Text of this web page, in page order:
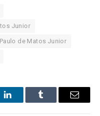
Junior
de Matos Junior
LinkedInTumblr Email